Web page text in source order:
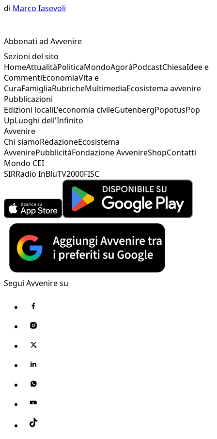
di Marco Iasevoli
Abbonati ad Avvenire
Sezioni del sito
HomeAttualitàPoliticaMondoAgoràPodcastChiesaIdee e
CommentiEconomiaVita e
CuraFamigliaRubricheMultimediaEcosistema avvenire
Pubblicazioni
Edizioni localiL'economia civileGutenbergPopotusPop
UpLuoghi dell'Infinito
Avvenire
Chi siamoRedazioneEcosistema
AvvenirePubblicitàFondazione AvvenireShopContatti
Mondo CEI
SIRRadio InBluTV2000FISC
Segui Avvenire su